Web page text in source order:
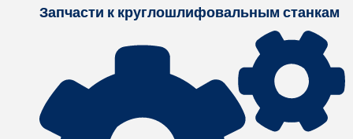
Запчасти к круглошлифовальным станкам